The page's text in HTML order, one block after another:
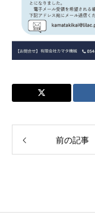
前の記事